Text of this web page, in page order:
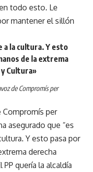
todo esto. Le
mantener el sillón
a la cultura. Y esto
de la extrema
Cultura»
de Compromís per
Compromís per
asegurado que “es
Y esto pasa por
derecha
quería la alcaldía